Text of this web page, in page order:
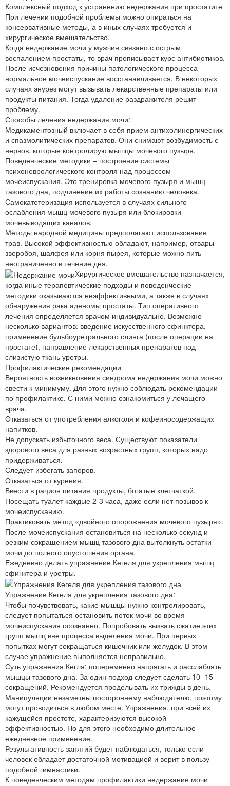
Комплексный подход к устранению недержания при простатите
При лечении подобной проблемы можно опираться на
консервативные методы, а в иных случаях требуется и
хирургическое вмешательство.
Когда недержание мочи у мужчин связано с острым
воспалением простаты, то врач прописывает курс антибиотиков.
После исчезновения причины патологического процесса
нормальное мочеиспускание восстанавливается. В некоторых
случаях энурез могут вызывать лекарственные препараты или
продукты питания. Тогда удаление раздражителя решит
проблему.
Способы лечения недержания мочи:
Медикаментозный включает в себя прием антихолинергических
и спазмолитических препаратов. Они снимают возбудимость с
нервов, которые контролирую мышцы мочевого пузыря.
Поведенческие методики – построение системы
психоневрологического контроля над процессом
мочеиспускания. Это тренировка мочевого пузыря и мышц
тазового дна, подчинение их работы сознанию человека.
Самокатетеризация используется в случаях сильного
ослабления мышц мочевого пузыря или блокировки
мочевыводящих каналов.
Методы народной медицины предполагают использование
трав. Высокой эффективностью обладают, например, отвары
зверобоя, шалфея или корня пырея, которые можно пить
неограниченно в течение дня.
Хирургическое вмешательство назначается,
когда иные терапевтические подходы и поведенческие
методики оказываются неэффективными, а также в случаях
обнаружения рака аденомы простаты. Тип оперативного
лечения определяется врачом индивидуально. Возможно
несколько вариантов: введение искусственного сфинктера,
применение бульбоуретрального слинга (после операции на
простате), направление лекарственных препаратов под
слизистую ткань уретры.
Профилактические рекомендации
Вероятность возникновения синдрома недержания мочи можно
свести к минимуму. Для этого нужно соблюдать рекомендации
по профилактике. С ними можно ознакомиться у лечащего
врача.
Отказаться от употребления алкоголя и кофеиносодержащих
напитков.
Не допускать избыточного веса. Существуют показатели
здорового веса для разных возрастных групп, которых надо
придерживаться.
Следует избегать запоров.
Отказаться от курения.
Ввести в рацион питания продукты, богатые клетчаткой.
Посещать туалет каждые 2-3 часа, даже если нет позывов к
мочеиспусканию.
Практиковать метод «двойного опорожнения мочевого пузыря».
После мочеиспускания остановиться на несколько секунд и
резким сокращением мышц тазового дна вытолкнуть остатки
мочи до полного опустошения органа.
Ежедневно делать упражнение Кегеля для укрепления мышц
сфинктера и уретры.
Упражнение Кегеля для укрепления тазового дна:
Чтобы почувствовать, какие мышцы нужно контролировать,
следует попытаться остановить поток мочи во время
мочеиспускания осознанно. Попробовать вызвать сжатие этих
групп мышц вне процесса выделения мочи. При первых
попытках могут сокращаться кишечник или желудок. В этом
случае упражнение выполняется неправильно.
Суть упражнения Кегля: попеременно напрягать и расслаблять
мышцы тазового дна. За один подход следует сделать 10 -15
сокращений. Рекомендуется проделывать их трижды в день.
Манипуляции незаметны постороннему наблюдателю, поэтому
могут проводиться в любом месте. Упражнения, при всей их
кажущейся простоте, характеризуются высокой
эффективностью. Но для этого необходимо длительное
ежедневное применение.
Результативность занятий будет наблюдаться, только если
человек обладает достаточной мотивацией и верит в пользу
подобной гимнастики.
К поведенческим методам профилактики недержание мочи